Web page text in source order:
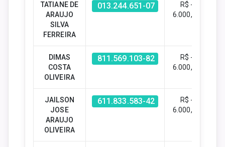
TATIANE DE
ARAUJO
SILVA
FERREIRA
013.244.651-07
R$ -
6.000,00
DIMAS
COSTA
OLIVEIRA
811.569.103-82
R$ -
6.000,00
JAILSON
JOSE
ARAUJO
OLIVEIRA
611.833.583-42
R$ -
6.000,00